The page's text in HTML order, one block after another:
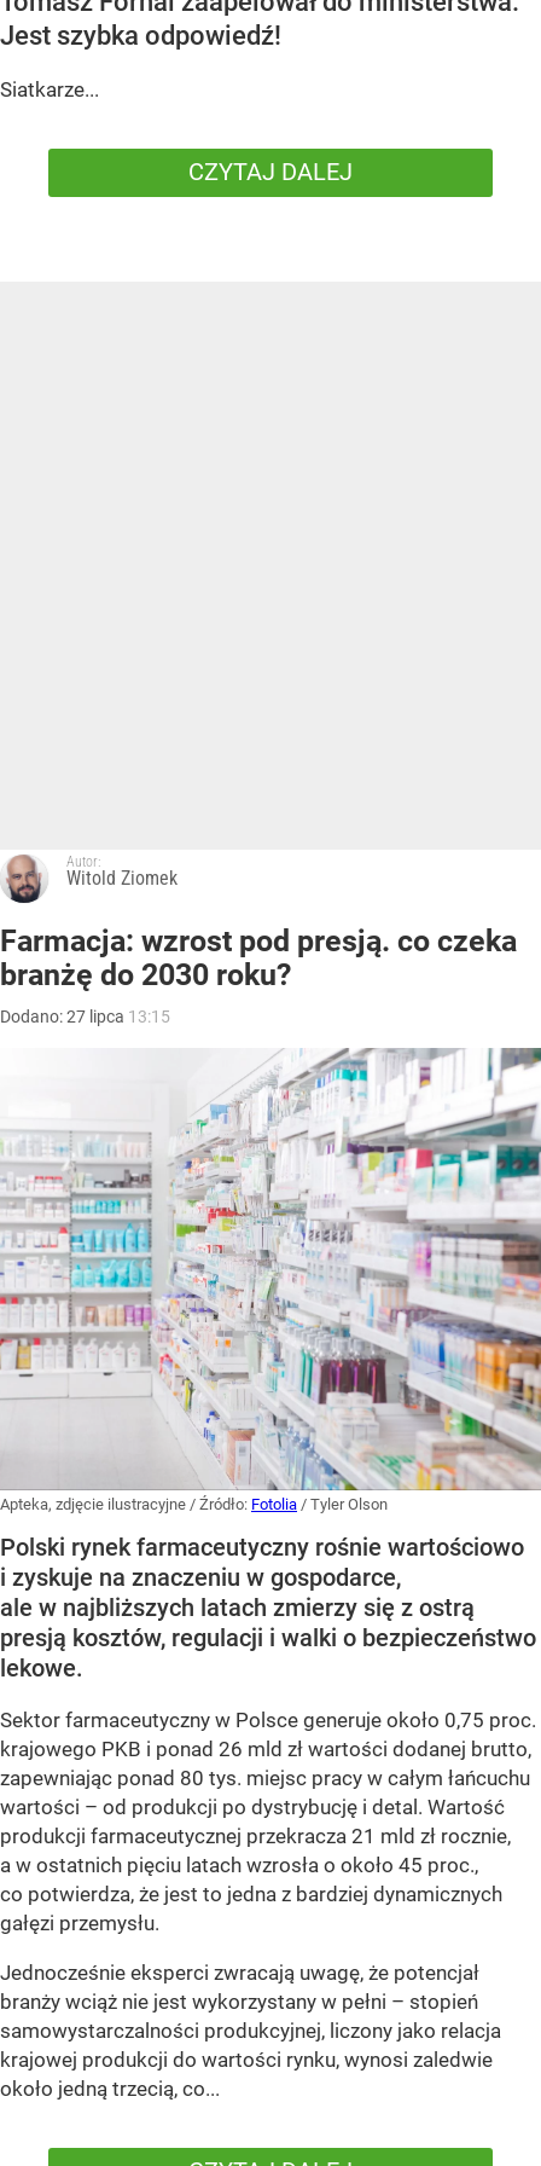
Jest szybka odpowiedź!
Siatkarze...
CZYTAJ DALEJ
Autor:
Witold Ziomek
Farmacja: wzrost pod presją. co czeka
branżę do 2030 roku?
Dodano:27 lipca 13:15
Apteka, zdjęcie ilustracyjne / Źródło: Fotolia / Tyler Olson
Polski rynek farmaceutyczny rośnie wartościowo
i zyskuje na znaczeniu w gospodarce,
ale w najbliższych latach zmierzy się z ostrą
presją kosztów, regulacji i walki o bezpieczeństwo
lekowe.
Sektor farmaceutyczny w Polsce generuje około 0,75 proc.
krajowego PKB i ponad 26 mld zł wartości dodanej brutto,
zapewniając ponad 80 tys. miejsc pracy w całym łańcuchu
wartości – od produkcji po dystrybucję i detal. Wartość
produkcji farmaceutycznej przekracza 21 mld zł rocznie,
a w ostatnich pięciu latach wzrosła o około 45 proc.,
co potwierdza, że jest to jedna z bardziej dynamicznych
gałęzi przemysłu.
Jednocześnie eksperci zwracają uwagę, że potencjał
branży wciąż nie jest wykorzystany w pełni – stopień
samowystarczalności produkcyjnej, liczony jako relacja
krajowej produkcji do wartości rynku, wynosi zaledwie
około jedną trzecią, co...